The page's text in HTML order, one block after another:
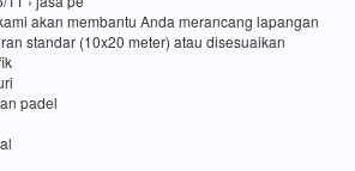
akan membantu Anda merancang lapangan
standar (10x20 meter) atau disesuaikan
padel